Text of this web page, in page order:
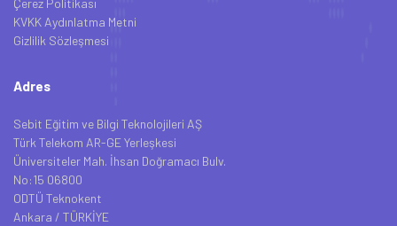
Çerez Politikası
KVKK Aydınlatma Metni
Gizlilik Sözleşmesi
Adres
Sebit Eğitim ve Bilgi Teknolojileri AŞ
Türk Telekom AR-GE Yerleşkesi
Üniversiteler Mah. İhsan Doğramacı Bulv.
No:15 06800
ODTÜ Teknokent
Ankara / TÜRKİYE